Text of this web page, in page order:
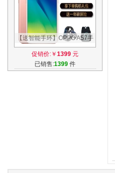
【送智能手环】OPPO A57手
机正品oppoa57 oppor11 r9s
手机 a59
促销价:￥ 1399 元
已销售:1399 件